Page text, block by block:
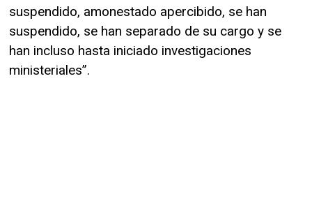
suspendido, amonestado apercibido, se han
suspendido, se han separado de su cargo y se
han incluso hasta iniciado investigaciones
ministeriales”.